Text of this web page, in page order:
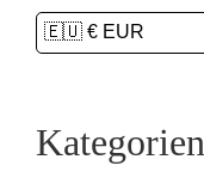
Kategorien